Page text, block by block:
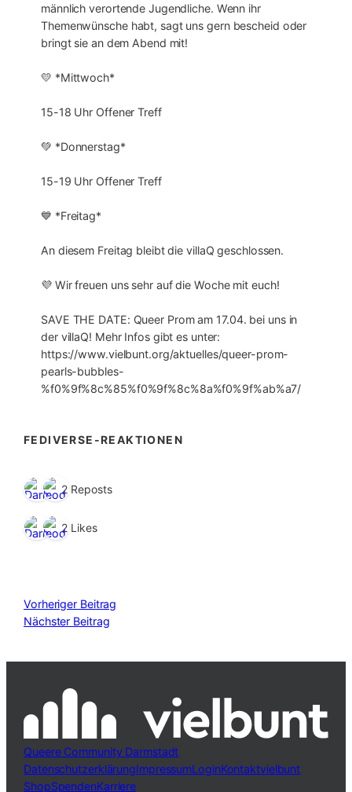
männlich verortende Jugendliche. Wenn ihr
Themenwünsche habt, sagt uns gern bescheid oder
bringt sie an dem Abend mit!
💛 *Mittwoch*
15-18 Uhr Offener Treff
💚 *Donnerstag*
15-19 Uhr Offener Treff
💙 *Freitag*
An diesem Freitag bleibt die villaQ geschlossen.
💜 Wir freuen uns sehr auf die Woche mit euch!
SAVE THE DATE: Queer Prom am 17.04. bei uns in
der villaQ! Mehr Infos gibt es unter:
https://www.vielbunt.org/aktuelles/queer-prom-
pearls-bubbles-
%f0%9f%8c%85%f0%9f%8c%8a%f0%9f%ab%a7/
FEDIVERSE-REAKTIONEN
2 Reposts
2 Likes
Vorheriger Beitrag
Nächster Beitrag
Queere Community Darmstadt
DatenschutzerklärungImpressumLoginKontaktvielbunt
ShopSpendenKarriere